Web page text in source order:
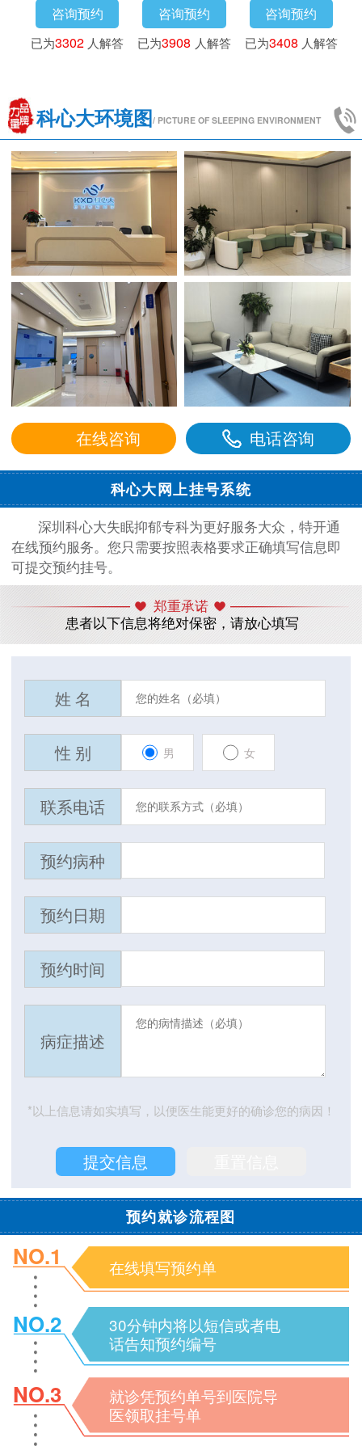
咨询预约
已为3302 人解答
咨询预约
已为3908 人解答
咨询预约
已为3408 人解答
科心大环境图/ PICTURE OF SLEEPING ENVIRONMENT
在线咨询 电话咨询
科心大网上挂号系统
深圳科心大失眠抑郁专科为更好服务大众，特开通
在线预约服务。您只需要按照表格要求正确填写信息即
可提交预约挂号。
郑重承诺
患者以下信息将绝对保密，请放心填写
姓 名
性 别 男 女
联系电话
预约病种
预约日期
预约时间
病症描述
*以上信息请如实填写，以便医生能更好的确诊您的病因！
预约就诊流程图
NO.1 在线填写预约单
NO.2
30分钟内将以短信或者电
话告知预约编号
NO.3
就诊凭预约单号到医院导
医领取挂号单